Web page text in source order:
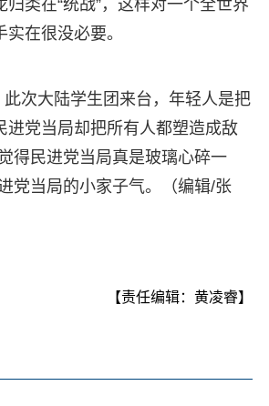
类在“统战”，这样对一个全世界
在很没必要。
次大陆学生团来台，年轻人是把
进党当局却把所有人都塑造成敌
得民进党当局真是玻璃心碎一
党当局的小家子气。（编辑/张
【责任编辑：黄凌睿】